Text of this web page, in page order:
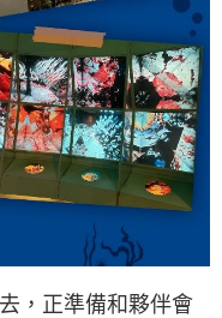
，正準備和夥伴會